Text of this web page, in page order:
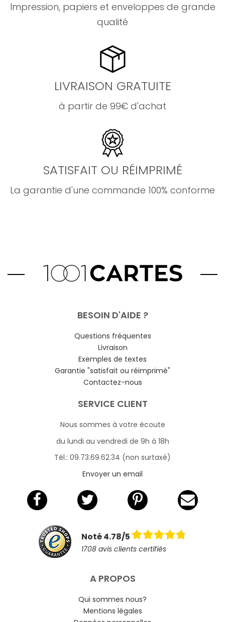
Impression, papiers et enveloppes de grande
qualité
LIVRAISON GRATUITE
à partir de 99€ d'achat
SATISFAIT OU RÉIMPRIMÉ
La garantie d'une commande 100% conforme
BESOIN D'AIDE ?
Questions fréquentes
Livraison
Exemples de textes
Garantie "satisfait ou réimprimé"
Contactez-nous
SERVICE CLIENT
Nous sommes à votre écoute
du lundi au vendredi de 9h à 18h
Tél.: 09.73.69.62.34 (non surtaxé)
Envoyer un email
Noté 4.78/5
1708 avis clients certifiés
A PROPOS
Qui sommes nous?
Mentions légales